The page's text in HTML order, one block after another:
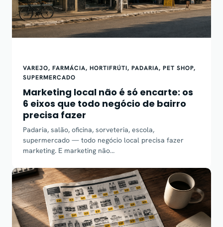
VAREJO, FARMÁCIA, HORTIFRÚTI, PADARIA, PET SHOP
SUPERMERCADO
Marketing local não é só encarte: os
6 eixos que todo negócio de bairro
precisa fazer
Padaria, salão, oficina, sorveteria, escola,
supermercado — todo negócio local precisa fazer
marketing. E marketing não…